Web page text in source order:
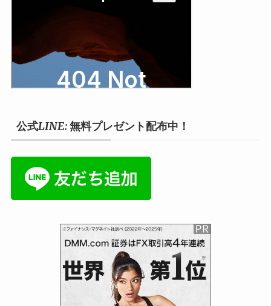
公式LINE: 無料プレゼント配布中！